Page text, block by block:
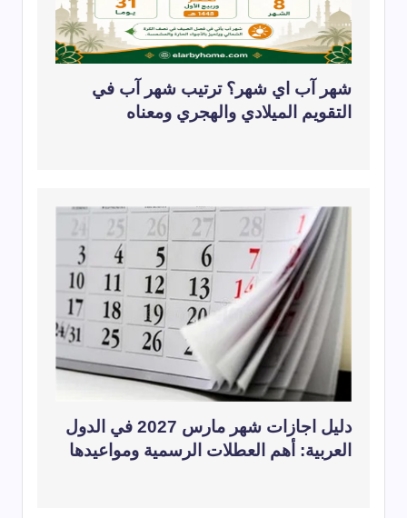
شهر آب اي شهر؟ ترتيب شهر آب في
التقويم الميلادي والهجري ومعناه
دليل اجازات شهر مارس 2027 في الدول
العربية: أهم العطلات الرسمية ومواعيدها